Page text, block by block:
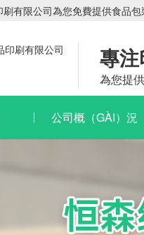
有限公司為您免費提供食品
專
為您提
公司概（GÀI）況